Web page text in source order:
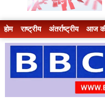
होम राष्ट्रीय अंतर्राष्ट्रीय आज